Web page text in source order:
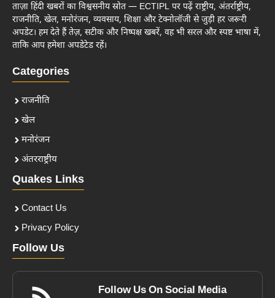
ताज़ा हिंदी खबरों का विश्वसनीय स्रोत — ECTIPL पर पढ़ें राष्ट्रीय, अंतर्राष्ट्रीय,
राजनीति, खेल, मनोरंजन, व्यवसाय, शिक्षा और टेक्नोलॉजी से जुड़ी हर जरूरी
अपडेट। हम देते हैं तेज़, सटीक और निष्पक्ष खबरें, वह भी सरल और स्पष्ट भाषा में,
ताकि आप हमेशा अपडेटेड रहें।
Categories
राजनीति
खेल
मनोरंजन
अंतरराष्ट्रीय
Quakes Links
Contact Us
Privacy Policy
Follow Us
Follow Us On Social Media